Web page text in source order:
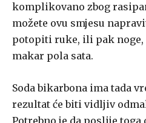
komplikovano zbog
možete ovu smjesu
potopiti ruke, ili pak noge,
makar pola sata.
Soda bikarbona ima tada
rezultat će biti vidljiv